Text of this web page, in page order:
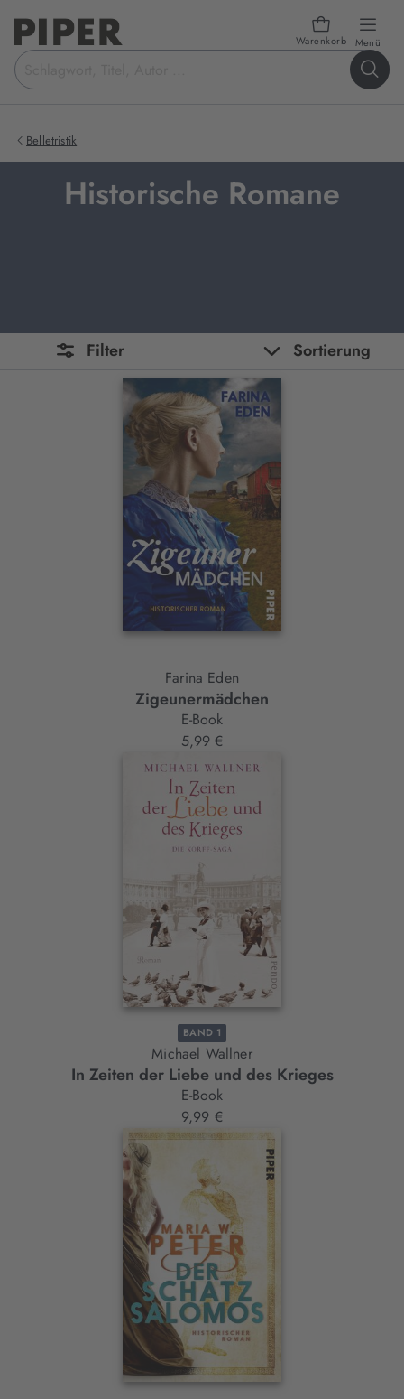
Warenkorb Menü
Suchbegriff
eingeben
Belletristik
Historische Romane
Filter Sortierung
Farina Eden
Zigeunermädchen
E-Book
5,99 €
BAND 1
Michael Wallner
In Zeiten der Liebe und des Krieges
E-Book
9,99 €